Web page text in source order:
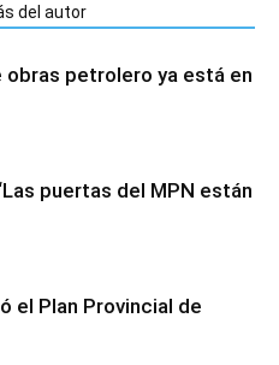
del autor
obras petrolero ya está en
puertas del MPN están
el Plan Provincial de